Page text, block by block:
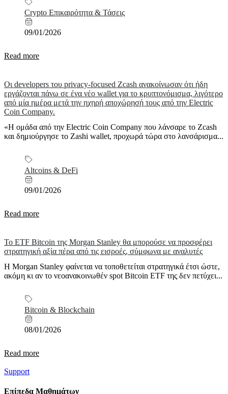
Crypto Επικαιρότητα & Τάσεις
09/01/2026
Read more
Οι developers του privacy-focused Zcash ανακοίνωσαν ότι ήδη
εργάζονται πάνω σε ένα νέο wallet για το κρυπτονόμισμα, λιγότερο
από μία ημέρα μετά την ηχηρή αποχώρησή τους από την Electric
Coin Company.
«Η ομάδα από την Electric Coin Company που λάνσαρε το Zcash
και δημιούργησε το Zashi wallet, προχωρά τώρα στο λανσάρισμα...
Altcoins & DeFi
09/01/2026
Read more
Το ETF Bitcoin της Morgan Stanley θα μπορούσε να προσφέρει
στρατηγική αξία πέρα από τις εισροές, σύμφωνα με αναλυτές
Η Morgan Stanley φαίνεται να τοποθετείται στρατηγικά έτσι ώστε,
ακόμη κι αν το νεοανακοινωθέν spot Bitcoin ETF της δεν πετύχει...
Bitcoin & Blockchain
08/01/2026
Read more
Support
Επίπεδα Μαθημάτων